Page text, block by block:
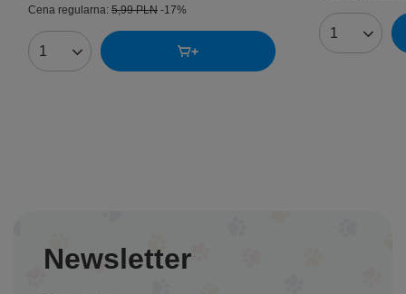
Cena regularna: 5,99 PLN -17%
Ilość produktów
Ilość
Newsletter